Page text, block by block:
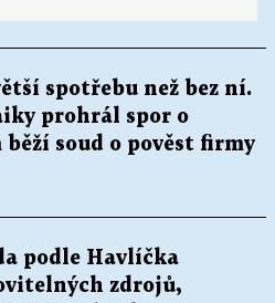
spotřebu než bez ní.
prohrál spor o
soud o pověst firmy
podle Havlíčka
zdrojů,